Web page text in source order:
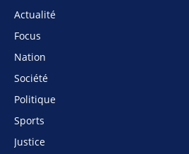
Actualité
Focus
Nation
Société
Politique
Sports
Justice